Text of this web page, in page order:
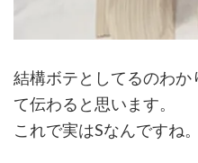
結構ボテとしてるのわか
て伝わると思います。
これで実はSなんですね。